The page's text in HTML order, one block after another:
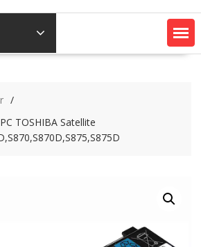
TOSHIBA Satellite